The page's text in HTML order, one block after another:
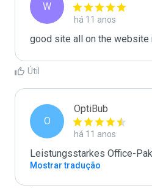
W
há 11 anos
Útil
O
OptiBub
há 11 anos
Leistungsstarkes Office-
Mostrar tradução